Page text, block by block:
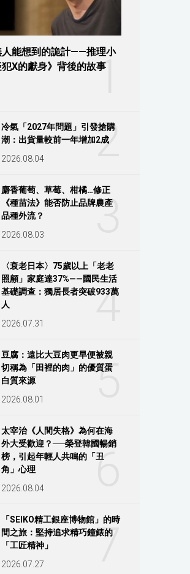
1
人能想到的詭計——推理小
X的獻身》背後的故事
2
冷氣「2027年問題」引發搶購
潮：出貨量較前一年增加2成
2026.08.04
3
麝香葡萄、草莓、柑橘…修正
《種苗法》能否防止品牌農產
品種外流？
2026.08.03
4
〈衰老日本〉75歲以上「老老
照顧」家庭達37%——國民生活
基礎調查：獨居長者突破933萬
人
2026.07.31
5
豆腐：遠比大豆肉更早便被親
切稱為「田裡的肉」的優質蛋
白質來源
2026.08.01
6
太宰治《人間失格》為何在海
外大受歡迎？──榮登韓國暢銷
榜，引起年輕人共鳴的「丑
角」心理
2026.08.04
7
「SEIKO精工銀座博物館」的時
間之旅：堅持追求精巧鐘錶的
「工匠精神」
2026.07.27